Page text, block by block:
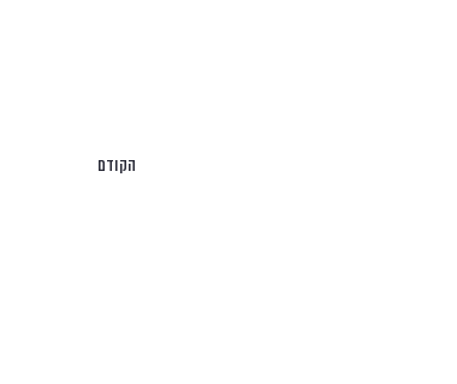
הקודם